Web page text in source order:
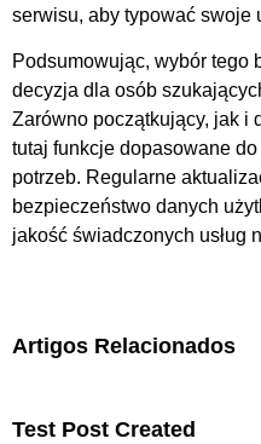
serwisu, aby typować swoje
Podsumowując, wybór tego
decyzja dla osób
Zarówno początkujący, jak i
tutaj funkcje dopasowane
potrzeb. Regularne
bezpieczeństwo danych
jakość świadczonych usług
Artigos Relacionados
Test Post Created